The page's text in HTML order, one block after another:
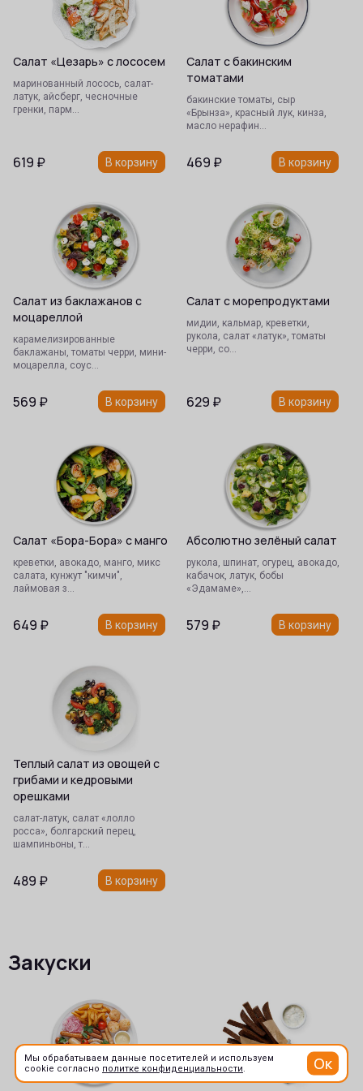
Салат «Цезарь» с лососем
маринованный лосось, салат-
латук, айсберг, чесночные
гренки, парм…
619 ₽ В корзину
Салат с бакинским
томатами
бакинские томаты, сыр
«Брынза», красный лук, кинза,
масло нерафин…
469 ₽ В корзину
Салат из баклажанов с
моцареллой
карамелизированные
баклажаны, томаты черри, мини-
моцарелла, соус…
569 ₽ В корзину
Салат с морепродуктами
мидии, кальмар, креветки,
рукола, салат «латук», томаты
черри, со…
629 ₽ В корзину
Салат «Бора-Бора» с манго
креветки, авокадо, манго, микс
салата, кунжут "кимчи",
лаймовая з…
649 ₽ В корзину
Абсолютно зелёный салат
рукола, шпинат, огурец, авокадо,
кабачок, латук, бобы
«Эдамаме»,…
579 ₽ В корзину
Теплый салат из овощей с
грибами и кедровыми
орешками
салат-латук, салат «лолло
росса», болгарский перец,
шампиньоны, т…
489 ₽ В корзину
Закуски
Мы обрабатываем данные посетителей и используем
cookie согласно политке конфиденциальности. Ок